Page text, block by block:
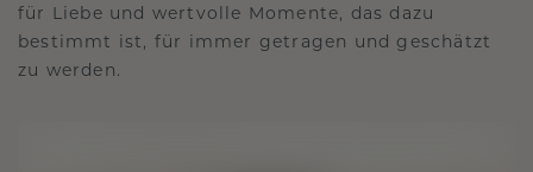
für Liebe und wertvolle Momente, das dazu
bestimmt ist, für immer getragen und geschätzt
zu werden.